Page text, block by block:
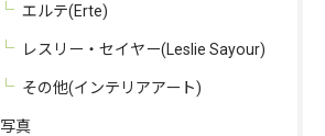
エルテ(Erte)
レスリー・セイヤー(Leslie Sayour)
その他(インテリアアート)
写真